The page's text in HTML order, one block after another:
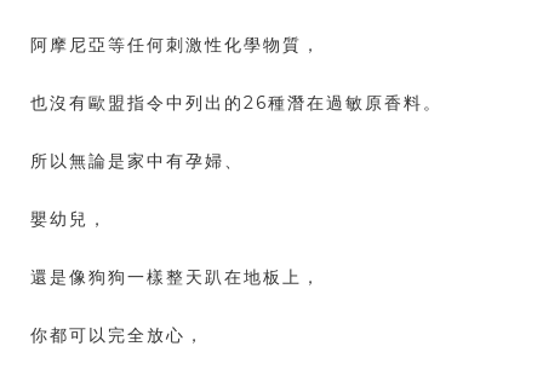
阿摩尼亞等任何刺激性化學物質，
也沒有歐盟指令中列出的26種潛在過敏原香料。
所以無論是家中有孕婦、
嬰幼兒，
還是像狗狗一樣整天趴在地板上，
你都可以完全放心，